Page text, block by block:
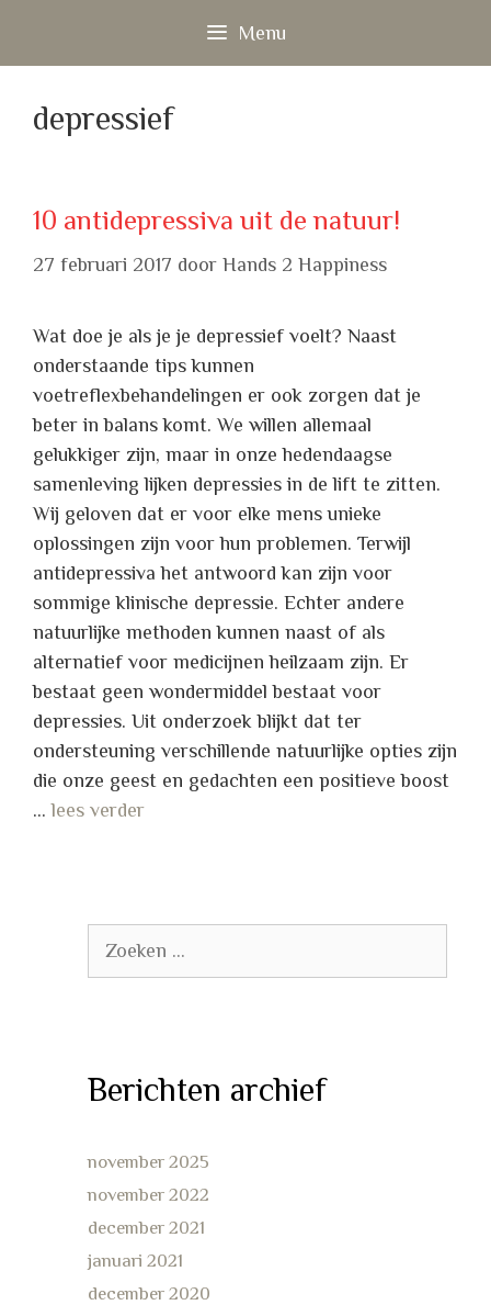
de
inhoud
Menu
depressief
10 antidepressiva uit de natuur!
27 februari 2017 door Hands 2 Happiness
Wat doe je als je je depressief voelt? Naast
onderstaande tips kunnen
voetreflexbehandelingen er ook zorgen dat je
beter in balans komt. We willen allemaal
gelukkiger zijn, maar in onze hedendaagse
samenleving lijken depressies in de lift te zitten.
Wij geloven dat er voor elke mens unieke
oplossingen zijn voor hun problemen. Terwijl
antidepressiva het antwoord kan zijn voor
sommige klinische depressie. Echter andere
natuurlijke methoden kunnen naast of als
alternatief voor medicijnen heilzaam zijn. Er
bestaat geen wondermiddel bestaat voor
depressies. Uit onderzoek blijkt dat ter
ondersteuning verschillende natuurlijke opties zijn
die onze geest en gedachten een positieve boost
…lees verder
naar:
Berichten archief
november 2025
november 2022
december 2021
januari 2021
december 2020